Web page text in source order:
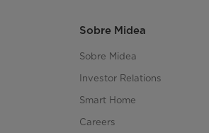
Sobre Midea
Sobre Midea
Investor Relations
Smart Home
Careers